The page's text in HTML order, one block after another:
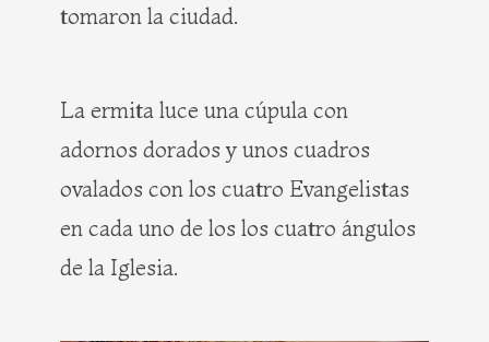
tomaron la ciudad.
La ermita luce una cúpula con
adornos dorados y unos cuadros
ovalados con los cuatro Evangelistas
en cada uno de los los cuatro ángulos
de la Iglesia.